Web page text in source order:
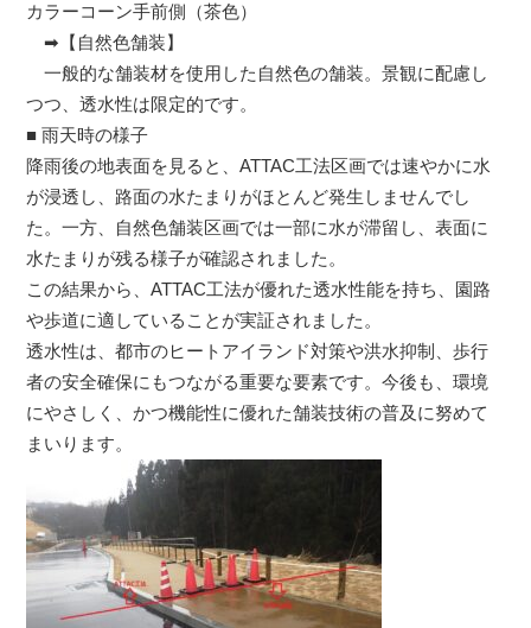
カラーコーン手前側（茶色）
➡【自然色舗装】
一般的な舗装材を使用した自然色の舗装。景観に配慮し
つつ、透水性は限定的です。
■ 雨天時の様子
降雨後の地表面を見ると、ATTAC工法区画では速やかに水
が浸透し、路面の水たまりがほとんど発生しませんでし
た。一方、自然色舗装区画では一部に水が滞留し、表面に
水たまりが残る様子が確認されました。
この結果から、ATTAC工法が優れた透水性能を持ち、園路
や歩道に適していることが実証されました。
透水性は、都市のヒートアイランド対策や洪水抑制、歩行
者の安全確保にもつながる重要な要素です。今後も、環境
にやさしく、かつ機能性に優れた舗装技術の普及に努めて
まいります。